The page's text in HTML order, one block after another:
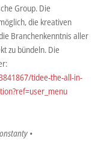
Group. Die
die kreativen
Branchenkenntnis aller
zu bündeln. Die
tidee-the-all-in-
•